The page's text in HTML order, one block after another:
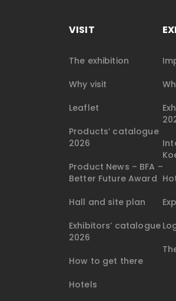
VISIT
The exhibition
Why visit
Leaflet
Products’ catalogue
2026
Product News – BFA –
Better Future Award
Hall and site plan
Exhibitors’ catalogue
2026
How to get there
Hotels